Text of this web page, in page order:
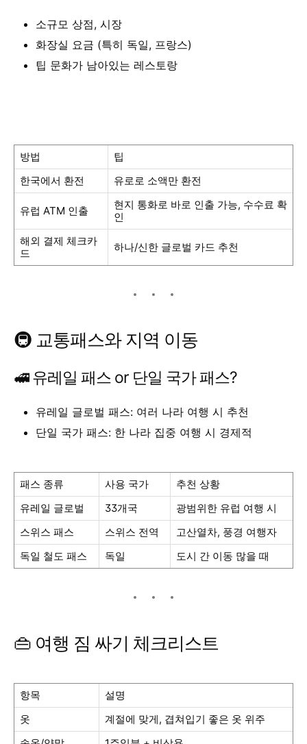
소규모 상점, 시장
화장실 요금 (특히 독일, 프랑스)
팁 문화가 남아있는 레스토랑
방법
팁
한국에서 환전
유로로 소액만 환전
유럽 ATM 인출
현지 통화로 바로 인출 가능, 수수료 확
인
해외 결제 체크카
드
하나/신한 글로벌 카드 추천
🚇 교통패스와 지역 이동
🚅 유레일 패스 or 단일 국가 패스?
유레일 글로벌 패스: 여러 나라 여행 시 추천
단일 국가 패스: 한 나라 집중 여행 시 경제적
패스 종류 사용 국가
추천 상황
유레일 글로벌
33개국
광범위한 유럽 여행 시
스위스 패스
스위스 전역
고산열차, 풍경 여행자
독일 철도 패스
독일 도시 간 이동 많을 때
👜 여행 짐 싸기 체크리스트
항목
설명
옷
계절에 맞게, 겹쳐입기 좋은 옷 위주